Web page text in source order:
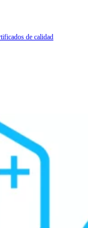
de calidad